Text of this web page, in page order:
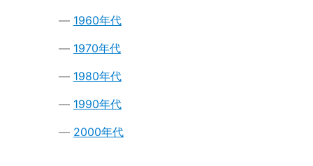
1960年代
1970年代
1980年代
1990年代
2000年代